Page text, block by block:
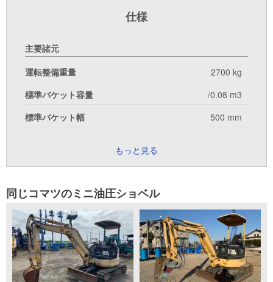
仕様
主要諸元
運転整備重量
2700 kg
標準バケット容量
/0.08 m3
標準バケット幅
500 mm
もっと見る
同じコマツのミニ油圧ショベル